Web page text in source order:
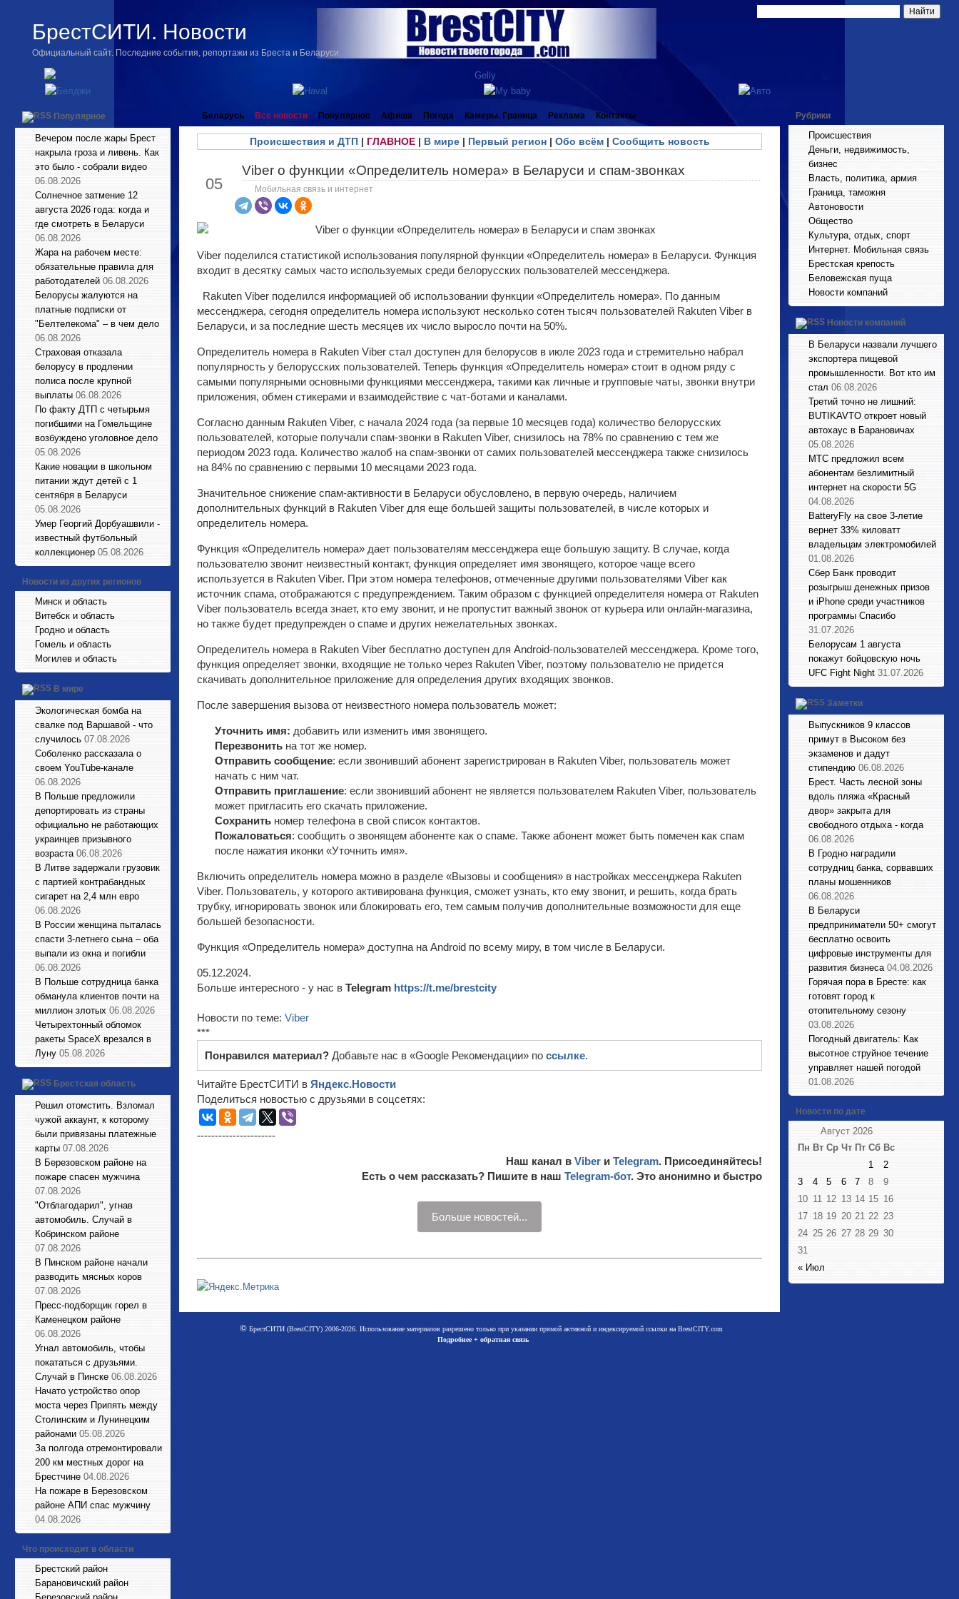
БрестСИТИ. Новости
Официальный сайт. Последние события, репортажи из Бреста и Беларуси
Популярное
Вечером после жары Брест
накрыла гроза и ливень. Как
это было - собрали видео
06.08.2026
Солнечное затмение 12
августа 2026 года: когда и
где смотреть в Беларуси
06.08.2026
Жара на рабочем месте:
обязательные правила для
работодателей 06.08.2026
Белорусы жалуются на
платные подписки от
"Белтелекома" – в чем дело
06.08.2026
Страховая отказала
белорусу в продлении
полиса после крупной
выплаты 06.08.2026
По факту ДТП с четырьмя
погибшими на Гомельщине
возбуждено уголовное дело
05.08.2026
Какие новации в школьном
питании ждут детей с 1
сентября в Беларуси
05.08.2026
Умер Георгий Дорбуашвили -
известный футбольный
коллекционер 05.08.2026
Новости из других регионов
Минск и область
Витебск и область
Гродно и область
Гомель и область
Могилев и область
В мире
Экологическая бомба на
свалке под Варшавой - что
случилось 07.08.2026
Соболенко рассказала о
своем YouTube-канале
06.08.2026
В Польше предложили
депортировать из страны
официально не работающих
украинцев призывного
возраста 06.08.2026
В Литве задержали грузовик
с партией контрабандных
сигарет на 2,4 млн евро
06.08.2026
В России женщина пыталась
спасти 3-летнего сына – оба
выпали из окна и погибли
06.08.2026
В Польше сотрудница банка
обманула клиентов почти на
миллион злотых 06.08.2026
Четырехтонный обломок
ракеты SpaceX врезался в
Луну 05.08.2026
Брестская область
Решил отомстить. Взломал
чужой аккаунт, к которому
были привязаны платежные
карты 07.08.2026
В Березовском районе на
пожаре спасен мужчина
07.08.2026
"Отблагодарил", угнав
автомобиль. Случай в
Кобринском районе
07.08.2026
В Пинском районе начали
разводить мясных коров
07.08.2026
Пресс-подборщик горел в
Каменецком районе
06.08.2026
Угнал автомобиль, чтобы
покататься с друзьями.
Случай в Пинске 06.08.2026
Начато устройство опор
моста через Припять между
Столинским и Лунинецким
районами 05.08.2026
За полгода отремонтировали
200 км местных дорог на
Брестчине 04.08.2026
На пожаре в Березовском
районе АПИ спас мужчину
04.08.2026
Что происходит в области
Брестский район
Барановичский район
Беларусь Все новости Популярное Афиша Погода Камеры. Граница Реклама Контакты
Происшествия и ДТП| ГЛАВНОЕ| В мире| Первый регион| Обо всём| Сообщить новость
05
Viber о функции «Определитель номера» в Беларуси и спам-звонках
Мобильная связь и интернет
Viber поделился статистикой использования популярной функции «Определитель номера» в Беларуси. Функция
входит в десятку самых часто используемых среди белорусских пользователей мессенджера.
Rakuten Viber поделился информацией об использовании функции «Определитель номера». По данным
мессенджера, сегодня определитель номера используют несколько сотен тысяч пользователей Rakuten Viber в
Беларуси, и за последние шесть месяцев их число выросло почти на 50%.
Определитель номера в Rakuten Viber стал доступен для белорусов в июле 2023 года и стремительно набрал
популярность у белорусских пользователей. Теперь функция «Определитель номера» стоит в одном ряду с
самыми популярными основными функциями мессенджера, такими как личные и групповые чаты, звонки внутри
приложения, обмен стикерами и взаимодействие с чат-ботами и каналами.
Согласно данным Rakuten Viber, с начала 2024 года (за первые 10 месяцев года) количество белорусских
пользователей, которые получали спам-звонки в Rakuten Viber, снизилось на 78% по сравнению с тем же
периодом 2023 года. Количество жалоб на спам-звонки от самих пользователей мессенджера также снизилось
на 84% по сравнению с первыми 10 месяцами 2023 года.
Значительное снижение спам-активности в Беларуси обусловлено, в первую очередь, наличием
дополнительных функций в Rakuten Viber для еще большей защиты пользователей, в числе которых и
определитель номера.
Функция «Определитель номера» дает пользователям мессенджера еще большую защиту. В случае, когда
пользователю звонит неизвестный контакт, функция определяет имя звонящего, которое чаще всего
используется в Rakuten Viber. При этом номера телефонов, отмеченные другими пользователями Viber как
источник спама, отображаются с предупреждением. Таким образом с функцией определителя номера от Rakuten
Viber пользователь всегда знает, кто ему звонит, и не пропустит важный звонок от курьера или онлайн-магазина,
но также будет предупрежден о спаме и других нежелательных звонках.
Определитель номера в Rakuten Viber бесплатно доступен для Android-пользователей мессенджера. Кроме того,
функция определяет звонки, входящие не только через Rakuten Viber, поэтому пользователю не придется
скачивать дополнительное приложение для определения других входящих звонков.
После завершения вызова от неизвестного номера пользователь может:
Уточнить имя: добавить или изменить имя звонящего.
Перезвонить на тот же номер.
Отправить сообщение: если звонивший абонент зарегистрирован в Rakuten Viber, пользователь может
начать с ним чат.
Отправить приглашение: если звонивший абонент не является пользователем Rakuten Viber, пользователь
может пригласить его скачать приложение.
Сохранить номер телефона в свой список контактов.
Пожаловаться: сообщить о звонящем абоненте как о спаме. Также абонент может быть помечен как спам
после нажатия иконки «Уточнить имя».
Включить определитель номера можно в разделе «Вызовы и сообщения» в настройках мессенджера Rakuten
Viber. Пользователь, у которого активирована функция, сможет узнать, кто ему звонит, и решить, когда брать
трубку, игнорировать звонок или блокировать его, тем самым получив дополнительные возможности для еще
большей безопасности.
Функция «Определитель номера» доступна на Android по всему миру, в том числе в Беларуси.
05.12.2024.
Больше интересного - у нас в Telegram https://t.me/brestcity
Новости по теме: Viber
***
Понравился материал? Добавьте нас в «Google Рекомендации» по ссылке.
Читайте БрестСИТИ в Яндекс.Новости
Поделиться новостью с друзьями в соцсетях:
----------------------
Наш канал в Viber и Telegram. Присоединяйтесь!
Есть о чем рассказать? Пишите в наш Telegram-бот. Это анонимно и быстро
Больше новостей...
©БрестСИТИ (BrestCITY) 2006-2026. Использование материалов разрешено только при указании прямой активной и индексируемой ссылки на BrestCITY.com
Подробнее + обратная связь
Рубрики
Происшествия
Деньги, недвижимость,
бизнес
Власть, политика, армия
Граница, таможня
Автоновости
Общество
Культура, отдых, спорт
Интернет. Мобильная связь
Брестская крепость
Беловежская пуща
Новости компаний
Новости компаний
В Беларуси назвали лучшего
экспортера пищевой
промышленности. Вот кто им
стал 06.08.2026
Третий точно не лишний:
BUTIKAVTO откроет новый
автохаус в Барановичах
05.08.2026
МТС предложил всем
абонентам безлимитный
интернет на скорости 5G
04.08.2026
BatteryFly на свое 3-летие
вернет 33% киловатт
владельцам электромобилей
01.08.2026
Сбер Банк проводит
розыгрыш денежных призов
и iPhone среди участников
программы Спасибо
31.07.2026
Белорусам 1 августа
покажут бойцовскую ночь
UFC Fight Night 31.07.2026
Заметки
Выпускников 9 классов
примут в Высоком без
экзаменов и дадут
стипендию 06.08.2026
Брест. Часть лесной зоны
вдоль пляжа «Красный
двор» закрыта для
свободного отдыха - когда
06.08.2026
В Гродно наградили
сотрудниц банка, сорвавших
планы мошенников
06.08.2026
В Беларуси
предприниматели 50+ смогут
бесплатно освоить
цифровые инструменты для
развития бизнеса 04.08.2026
Горячая пора в Бресте: как
готовят город к
отопительному сезону
03.08.2026
Погодный двигатель: Как
высотное струйное течение
управляет нашей погодой
01.08.2026
Новости по дате
Август 2026
Пн Вт Ср Чт Пт Сб Вс
« Июл
1
2
3
4 5 6 7 8
9
10 11 12 13 14 15 16
17 18 19 20 21 22 23
24 25 26 27 28 29 30
31